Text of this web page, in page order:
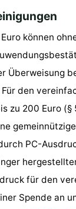
können
Überweisung
den
zu 200 Euro (§
PC-
für den
Spende an